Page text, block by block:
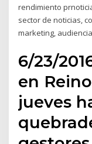
rendimiento
sector de noticias,
marketing,
6/23/
en
jueves